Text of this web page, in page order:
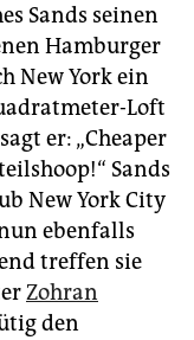
Sands seinen
Hamburger
New York ein
Loft
er: „Cheaper
Sands
New York City
ebenfalls
treffen sie
Zohran
den